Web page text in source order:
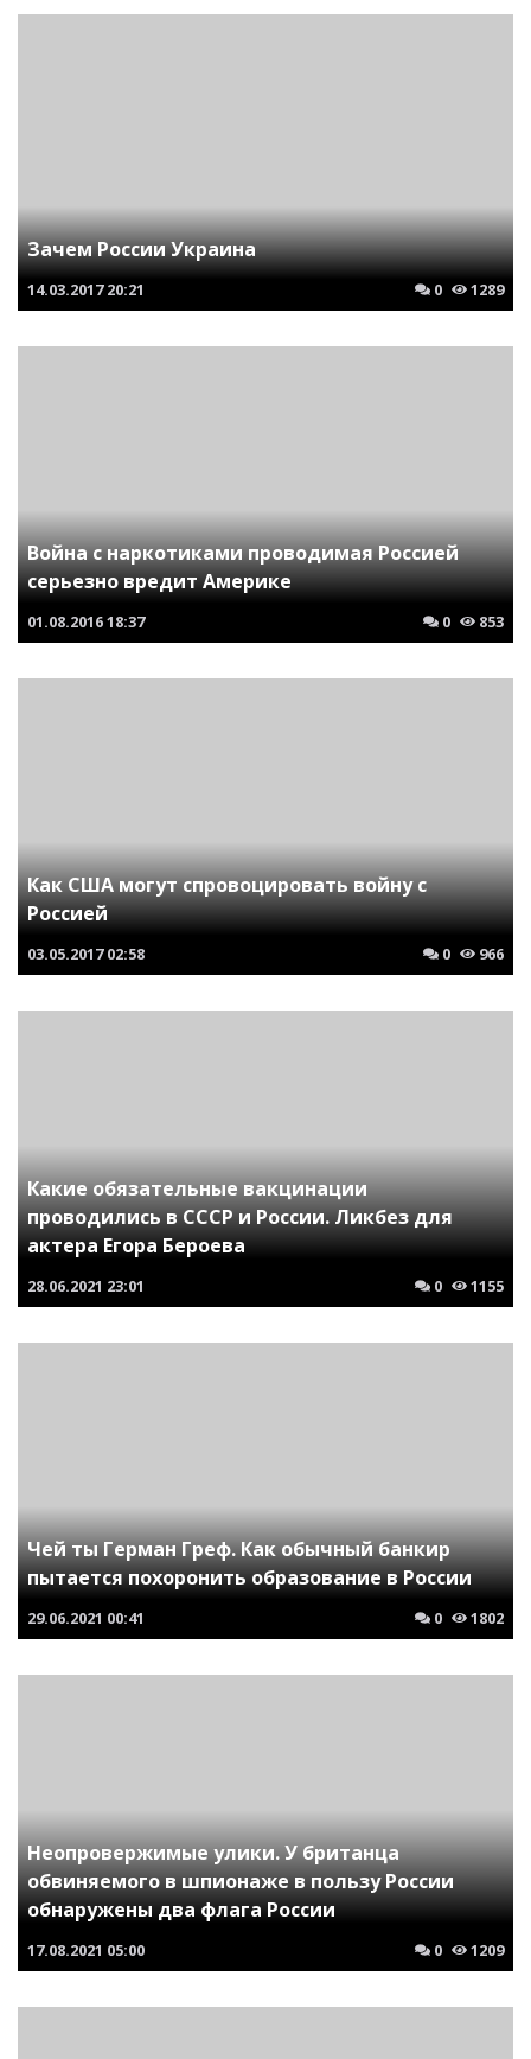
Зачем России Украина
14.03.2017 20:21 0 1289
Война с наркотиками проводимая Россией
серьезно вредит Америке
01.08.201618:37 0 853
Как США могут спровоцировать войну с
Россией
03.05.2017 02:58 0 966
Какие обязательные вакцинации
проводились в СССР и России. Ликбез для
актера Егора Бероева
28.06.2021 23:01 0 1155
Чей ты Герман Греф. Как обычный банкир
пытается похоронить образование в России
29.06.2021 00:41 0 1802
Неопровержимые улики. У британца
обвиняемого в шпионаже в пользу России
обнаружены два флага России
17.08.2021 05:00 0 1209